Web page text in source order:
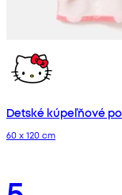
Detské kúpeľňové
60 x 120 cm